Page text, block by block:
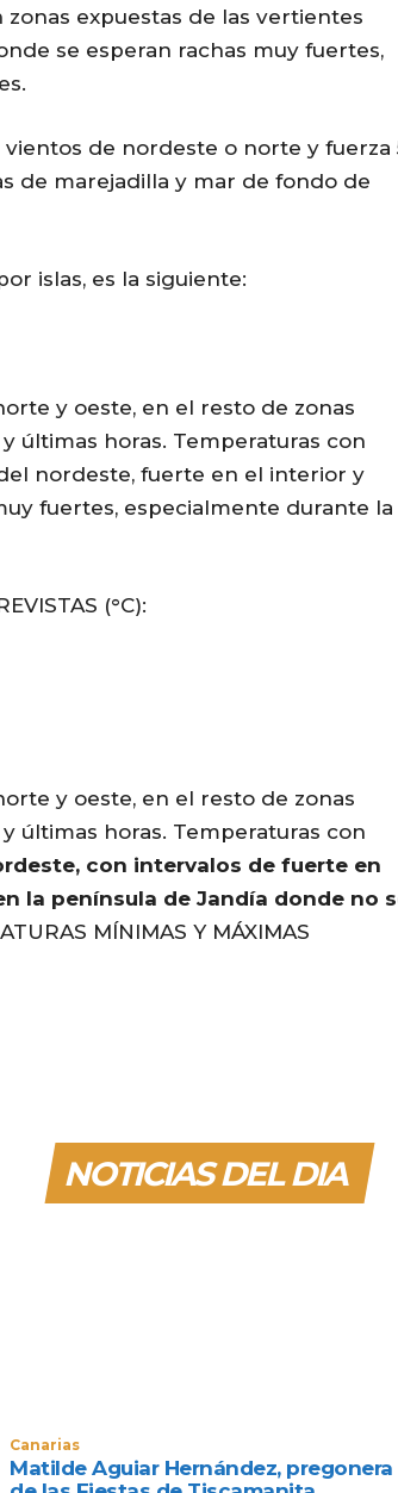
expuestas de las vertientes
se esperan rachas muy fuertes,
de nordeste o norte y fuerza
de marejadilla y mar de fondo de
islas, es la siguiente:
y oeste, en el resto de zonas
últimas horas. Temperaturas con
nordeste, fuerte en el interior y
fuertes, especialmente durante la
(°C):
y oeste, en el resto de zonas
últimas horas. Temperaturas con
con intervalos de fuerte en
la península de Jandía donde no
MÍNIMAS Y MÁXIMAS
NOTICIAS DEL DIA
Canarias
Matilde Aguiar Hernández, pregonera